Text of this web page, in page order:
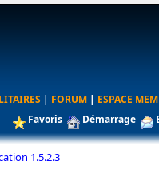
| FORUM | ESPACE
Favoris Démarrage
1.5.2.3